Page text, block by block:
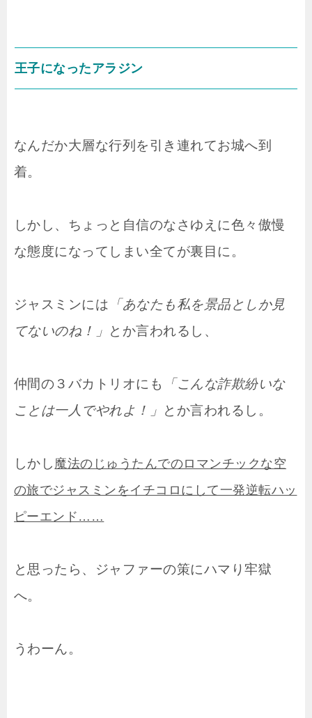
王子になったアラジン
なんだか大層な行列を引き連れてお城へ到
着。
しかし、ちょっと自信のなさゆえに色々傲慢
な態度になってしまい全てが裏目に。
ジャスミンには
「あなたも私を景品としか見
てないのね！」 とか言われるし、
仲間の３バカトリオにも
「こんな詐欺紛いな
ことは一人でやれよ！」 とか言われるし。
しかし 魔法のじゅうたんでのロマンチックな空
の旅でジャスミンをイチコロにして一発逆転ハッ
ピーエンド……
と思ったら、ジャファーの策にハマり牢獄
へ。
うわーん。